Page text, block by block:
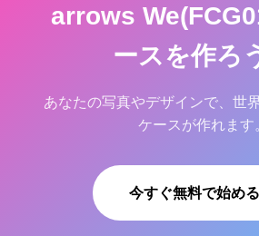
arrows
ースを作ろ
あなたの写真やデザインで、世
ケースが作れます
今すぐ無料で始め